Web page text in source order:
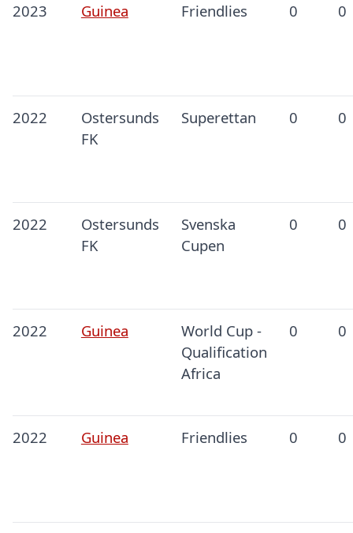
2023 Guinea Friendlies 0 0
2022
Ostersunds
FK
Superettan 0 0
2022
Ostersunds
FK
Svenska
Cupen
0 0
2022 Guinea
World Cup -
Qualification
Africa
0 0
2022 Guinea Friendlies 0 0